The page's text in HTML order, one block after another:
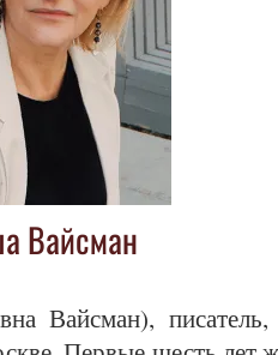
Вайсман
Вайс­ман),